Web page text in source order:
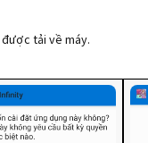
tải về máy.